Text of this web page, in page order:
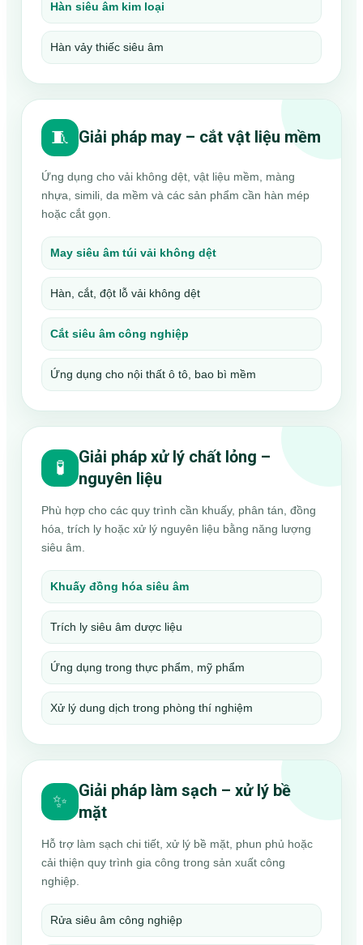
Hàn siêu âm kim loại
Hàn vảy thiếc siêu âm
🧵 Giải pháp may – cắt vật liệu mềm
Ứng dụng cho vải không dệt, vật liệu mềm, màng
nhựa, simili, da mềm và các sản phẩm cần hàn mép
hoặc cắt gọn.
May siêu âm túi vải không dệt
Hàn, cắt, đột lỗ vải không dệt
Cắt siêu âm công nghiệp
Ứng dụng cho nội thất ô tô, bao bì mềm
🧪
Giải pháp xử lý chất lỏng –
nguyên liệu
Phù hợp cho các quy trình cần khuấy, phân tán, đồng
hóa, trích ly hoặc xử lý nguyên liệu bằng năng lượng
siêu âm.
Khuấy đồng hóa siêu âm
Trích ly siêu âm dược liệu
Ứng dụng trong thực phẩm, mỹ phẩm
Xử lý dung dịch trong phòng thí nghiệm
✨
Giải pháp làm sạch – xử lý bề
mặt
Hỗ trợ làm sạch chi tiết, xử lý bề mặt, phun phủ hoặc
cải thiện quy trình gia công trong sản xuất công
nghiệp.
Rửa siêu âm công nghiệp